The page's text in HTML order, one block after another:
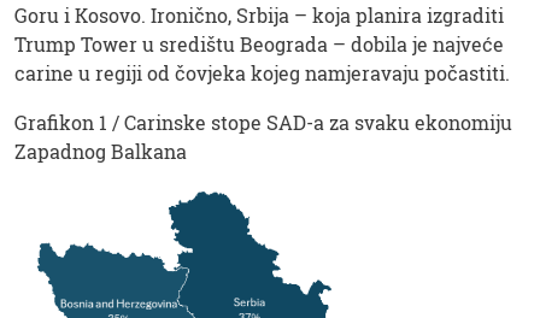
Goru i Kosovo. Ironično, Srbija – koja planira izgraditi
Trump Tower u središtu Beograda – dobila je najveće
carine u regiji od čovjeka kojeg namjeravaju počastiti.
Grafikon 1 / Carinske stope SAD-a za svaku ekonomiju
Zapadnog Balkana